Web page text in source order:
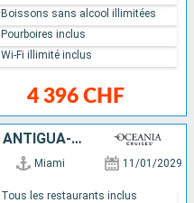
4 396 CHF
Boissons sans alcool illimitées
Pourboires inclus
Wi-Fi illimité inclus
ÉTATS-UNIS, SAINT-MARTIN, ANTIGUA-ET-BARBUDA, DOMINIQUE, GUADELOUPE, SAINT VINCENT-ET-LES-GRENADINES
Miami 11/01/2029
Tous les restaurants inclus